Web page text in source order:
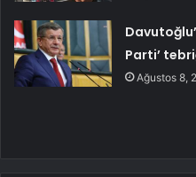
Parti’
Ağustos 8,